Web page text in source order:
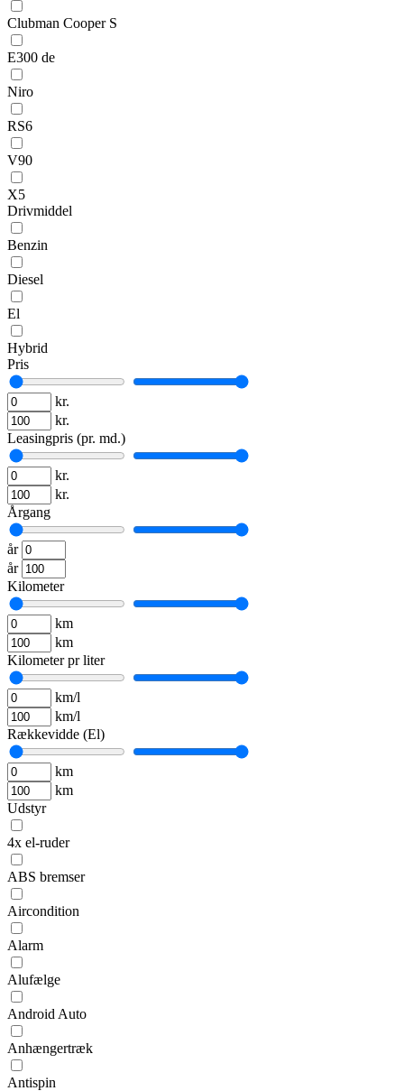
Clubman Cooper S
E300 de
Niro
RS6
V90
X5
Drivmiddel
Benzin
Diesel
El
Hybrid
Pris
kr.
kr.
Leasingpris (pr. md.)
kr.
kr.
Årgang
år
år
Kilometer
km
km
Kilometer pr liter
km/l
km/l
Rækkevidde (El)
km
km
Udstyr
4x el-ruder
ABS bremser
Aircondition
Alarm
Alufælge
Android Auto
Anhængertræk
Antispin